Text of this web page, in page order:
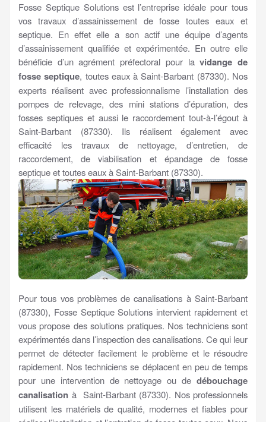
Fosse Septique Solutions est l’entreprise idéale pour tous
vos travaux d’assainissement de fosse toutes eaux et
septique. En effet elle a son actif une équipe d’agents
d’assainissement qualifiée et expérimentée. En outre elle
bénéficie d’un agrément préfectoral pour lavidange de
fosse septique, toutes eaux à Saint-Barbant (87330). Nos
experts réalisent avec professionnalisme l’installation des
pompes de relevage, des mini stations d’épuration, des
fosses septiques et aussi le raccordement tout-à-l’égout à
Saint-Barbant (87330). Ils réalisent également avec
efficacité les travaux de nettoyage, d’entretien, de
raccordement, de viabilisation et épandage de fosse
septique et toutes eaux à Saint-Barbant (87330).
Pour tous vos problèmes de canalisations à Saint-Barbant
(87330), Fosse Septique Solutions intervient rapidement et
vous propose des solutions pratiques. Nos techniciens sont
expérimentés dans l’inspection des canalisations. Ce qui leur
permet de détecter facilement le problème et le résoudre
rapidement. Nos techniciens se déplacent en peu de temps
pour une intervention de nettoyage ou de débouchage
canalisation à Saint-Barbant (87330). Nos professionnels
utilisent les matériels de qualité, modernes et fiables pour